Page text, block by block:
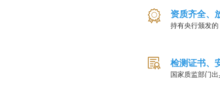
资质齐全、
持有央行颁发
检测证书、
国家质监部门